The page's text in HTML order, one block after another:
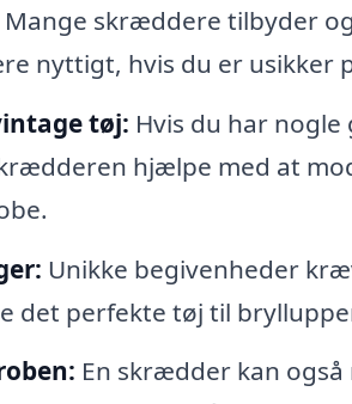
Mange skræddere tilbyder
nyttigt, hvis du er usikker
tøj: Hvis du har
hjælpe med at
Unikke begivenheder
det perfekte tøj til
En skrædder kan